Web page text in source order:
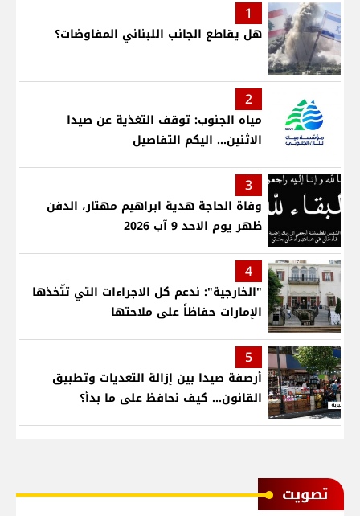
1
هل يقاطع الجانب اللبناني المفاوضات؟
2
مياه الجنوب: توقف التغذية عن صيدا
الاثنين... اليكم التفاصيل
3
وفاة الحاجة هدية ابراهيم مهتار، الدفن
ظهر يوم الاحد 9 آب 2026
4
"الخارجية": ندعم كل الاجراءات التي تتّخذها
الإمارات حفاظاً على ملاحتها
5
أرصفة صيدا بين إزالة التعديات وتطبيق
القانون... كيف نحافظ على ما بدأ؟
ﺗﺼﻮﻳﺖ